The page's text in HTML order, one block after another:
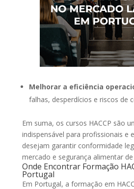
Melhorar a eficiência
falhas, desperdícios e riscos de
Em suma, os cursos HACCP são
indispensável para profissionais e
desejam garantir conformidade
mercado e segurança alimentar de
Onde Encontrar Formação
Portugal
Em Portugal, a formação em